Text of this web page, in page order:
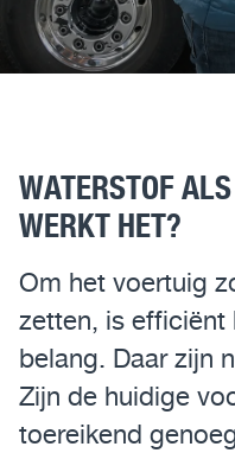
Assistentiesystemen voor
MAN Smart Tacho
WATERSTOF
WERKT HET?
Om het voertuig
zetten, is
belang. Daar zijn
Zijn de huidige
toereikend